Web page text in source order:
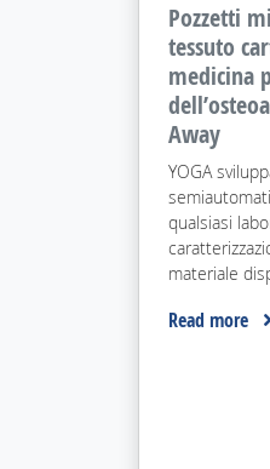
Pozzetti
tessuto
medicina
Away
YOGA
qualsiasi
materiale
Read more